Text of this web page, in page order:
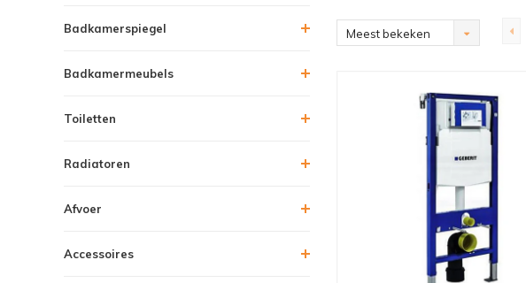
Badkamerspiegel
Badkamermeubels
Toiletten
Radiatoren
Afvoer
Accessoires
Meest bekeken